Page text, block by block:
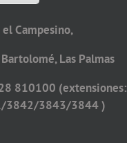
el Campesino,
Las Palmas
810100 (extensiones:
3842/3843/3844 )